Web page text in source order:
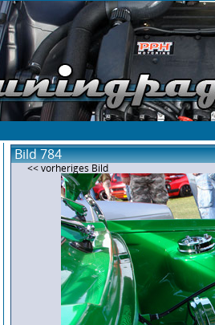
Bild 784
<< vorheriges Bild